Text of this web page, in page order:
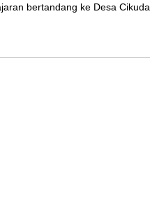
bertandang ke Desa Cikuda,